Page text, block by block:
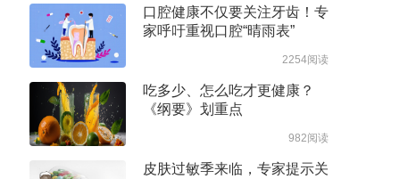
口腔健康不仅要关注牙齿！专
家呼吁重视口腔“晴雨表”
2254阅读
吃多少、怎么吃才更健康？
《纲要》划重点
982阅读
皮肤过敏季来临，专家提示关